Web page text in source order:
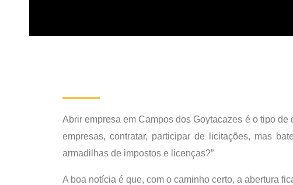
Abrir empresa em Campos dos Goytacazes é o tipo
empresas, contratar, participar de licitações, mas
armadilhas de impostos e licenças?”
A boa notícia é que, com o caminho certo, a abertura